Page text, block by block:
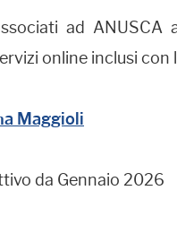
ad ANUSCA
online inclusi con
Maggioli
da Gennaio 2026